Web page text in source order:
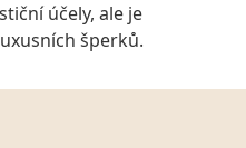
účely, ale je
šperků.